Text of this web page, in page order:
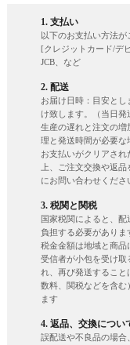
1. 支払い
以下のお支払い方法が
[クレジットカード/デ
JCB、など
2. 配送
お届け日時：目安と
け致します。（当日発
生産の遅れと注文の
理と発送時間が必要な
お支払いがクリアさ
上、ご注文交換や返
にお問い合わせくださ
3. 税関と関税
国家税関によると、
負担する必要がありま
税金金額は地域と商品
受信者が小包を受け取
れ、再び発送するこ
数料、関税などを含む
ます
4. 返品、交換につい
誤配送や不良品の場合